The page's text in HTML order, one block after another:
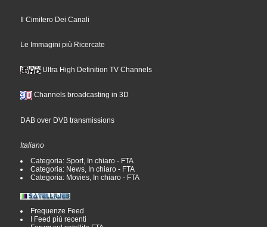
Il Cimitero Dei Canali
Le Immagini più Ricercate
Ultra High Definition TV Channels
Channels broadcasting in 3D
DAB over DVB transmissions
Italiano
Categoria: Sport, In chiaro - FTA
Categoria: News, In chiaro - FTA
Categoria: Movies, In chiaro - FTA
Frequenze Feed
I Feed più recenti